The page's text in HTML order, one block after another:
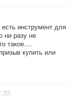
инструмент для
ни разу не
такое....
купить или